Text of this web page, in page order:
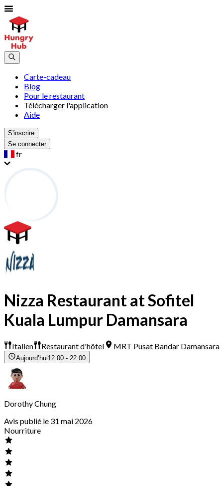
Carte-cadeau
Blog
Pour le restaurant
Télécharger l'application
Aide
S'inscrire
Se connecter
fr
Nizza Restaurant at Sofitel
Kuala Lumpur Damansara
Italien Restaurant d'hôtel MRT Pusat Bandar Damansara
Aujourd’hui12:00 - 22:00
Dorothy Chung
Avis publié le 31 mai 2026
Nourriture